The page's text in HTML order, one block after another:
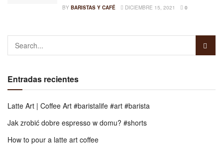
BY BARISTAS Y CAFÉ DICIEMBRE 15, 2021 0
Entradas recientes
Latte Art | Coffee Art #baristalife #art #barista
Jak zrobić dobre espresso w domu? #shorts
How to pour a latte art coffee